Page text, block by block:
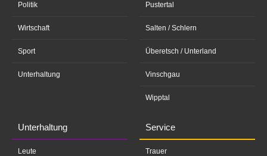
Politik
Wirtschaft
Sport
Unterhaltung
Pustertal
Salten / Schlern
Überetsch / Unterland
Vinschgau
Wipptal
Unterhaltung
Leute
Service
Trauer